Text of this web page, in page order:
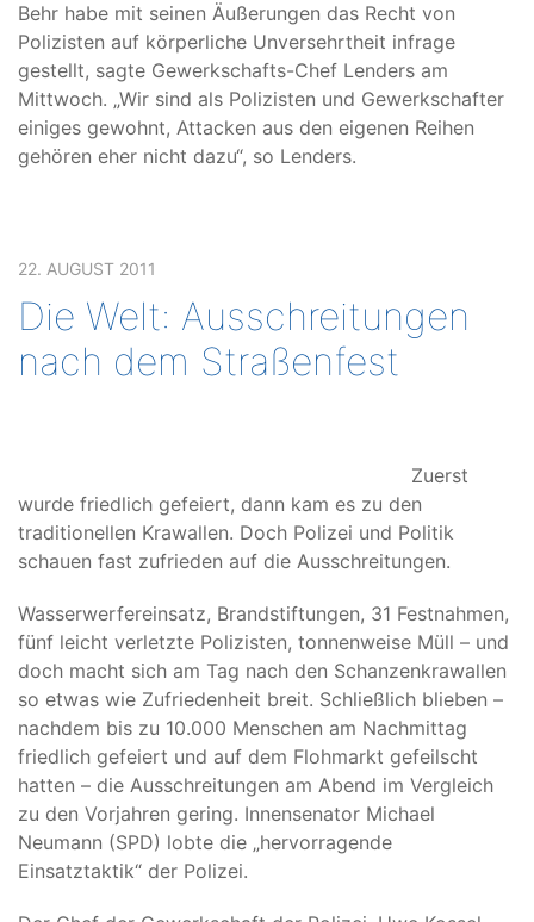
Behr habe mit seinen Äußerungen das Recht von
Polizisten auf körperliche Unversehrtheit infrage
gestellt, sagte Gewerkschafts-Chef Lenders am
Mittwoch. „Wir sind als Polizisten und Gewerkschafter
einiges gewohnt, Attacken aus den eigenen Reihen
gehören eher nicht dazu“, so Lenders.
22. AUGUST 2011
Die Welt: Ausschreitungen
nach dem Straßenfest
Zuerst
wurde friedlich gefeiert, dann kam es zu den
traditionellen Krawallen. Doch Polizei und Politik
schauen fast zufrieden auf die Ausschreitungen.
Wasserwerfereinsatz, Brandstiftungen, 31 Festnahmen,
fünf leicht verletzte Polizisten, tonnenweise Müll – und
doch macht sich am Tag nach den Schanzenkrawallen
so etwas wie Zufriedenheit breit. Schließlich blieben –
nachdem bis zu 10.000 Menschen am Nachmittag
friedlich gefeiert und auf dem Flohmarkt gefeilscht
hatten – die Ausschreitungen am Abend im Vergleich
zu den Vorjahren gering. Innensenator Michael
Neumann (SPD) lobte die „hervorragende
Einsatztaktik“ der Polizei.